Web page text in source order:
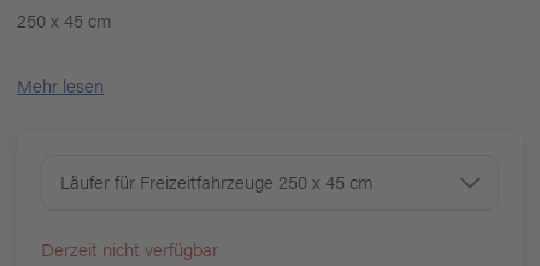
250 x 45 cm
Mehr lesen
Läufer für Freizeitfahrzeuge 250 x 45 cm
Derzeit nicht verfügbar